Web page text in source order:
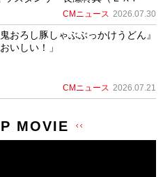
CMニュース 2026.07.30
おろし豚しゃぶぶっかけうどん』
いしい！」
CMニュース 2026.07.21
MOVIE